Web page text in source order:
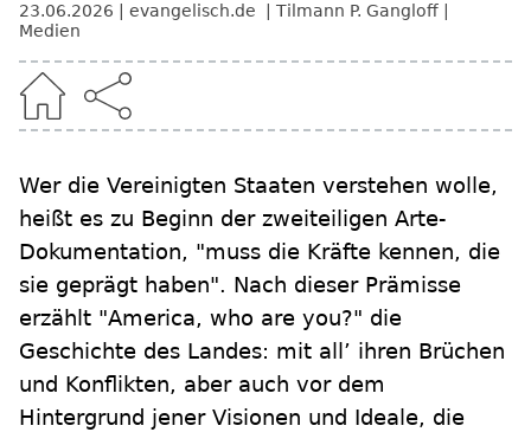
23.06.2026 evangelisch.de
Tilmann P. Gangloff
Medien
Wer die Vereinigten Staaten verstehen wolle,
heißt es zu Beginn der zweiteiligen Arte-
Dokumentation, "muss die Kräfte kennen, die
sie geprägt haben". Nach dieser Prämisse
erzählt "America, who are you?" die
Geschichte des Landes: mit all’ ihren Brüchen
und Konflikten, aber auch vor dem
Hintergrund jener Visionen und Ideale, die